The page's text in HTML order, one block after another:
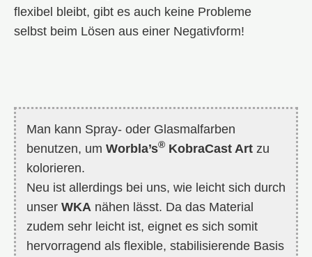
flexibel bleibt, gibt es auch keine Probleme
selbst beim Lösen aus einer Negativform!
Man kann Spray- oder Glasmalfarben
benutzen, um Worbla’s® KobraCast Art zu
kolorieren.
Neu ist allerdings bei uns, wie leicht sich durch
unser WKA nähen lässt. Da das Material
zudem sehr leicht ist, eignet es sich somit
hervorragend als flexible, stabilisierende Basis